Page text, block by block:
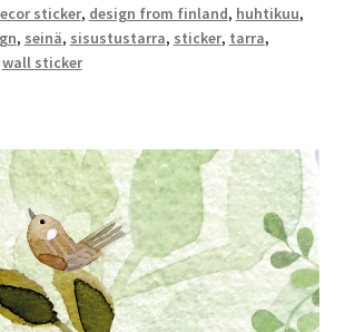
sticker, design from finland, huhtikuu,
, seinä, sisustustarra, sticker, tarra,
wall sticker